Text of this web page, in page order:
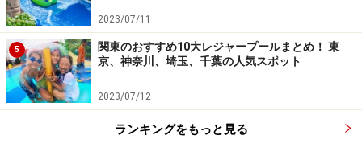
■多摩テック(東京都日野市)
【コチラのハッピーニューイヤー2009】
・2009年1月1日(木祝)～4日(日)
もちつき大会、新春祝い太鼓、かるた大会など。
こちらの「イベント情報」から。
2023/07/11
5
関東のおすすめ10大レジャープールまとめ！ 東
京、神奈川、埼玉、千葉の人気スポット
2023/07/12
ランキングをもっと見る